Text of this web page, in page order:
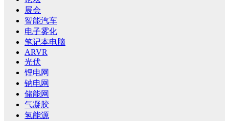
展会
智能汽车
电子雾化
笔记本电脑
ARVR
光伏
锂电网
钠电网
储能网
气凝胶
氢能源